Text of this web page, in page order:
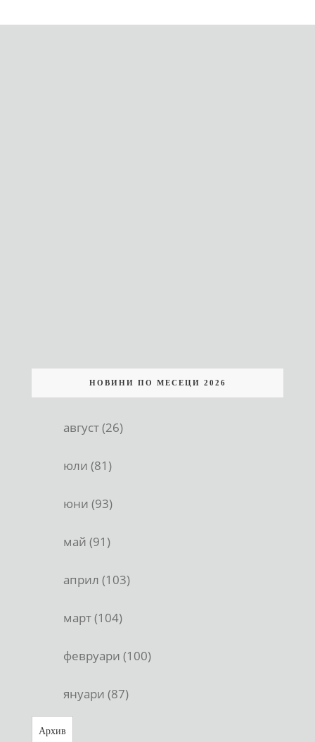
НОВИНИ ПО МЕСЕЦИ 2026
август (26)
юли (81)
юни (93)
май (91)
април (103)
март (104)
февруари (100)
януари (87)
Архив